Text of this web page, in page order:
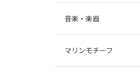
音楽・楽器
マリンモチーフ